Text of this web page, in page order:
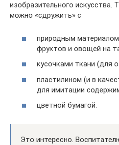
изобразительного искусства.
можно «сдружить» с
природным
фруктов и овощей на
кусочками ткани (для
пластилином (и в
для имитации
цветной бумагой.
Это интересно.